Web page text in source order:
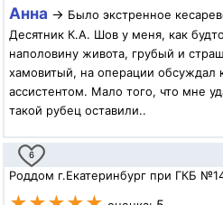
Анна → Было экстренное
Десятник К.А. Шов у меня, как
наполовину живота, грубый и
хамовитый, на операции обсуждал
ассистентом. Мало того, что мне
такой рубец оставили..
6
Роддом г.Екатеринбург при ГКБ